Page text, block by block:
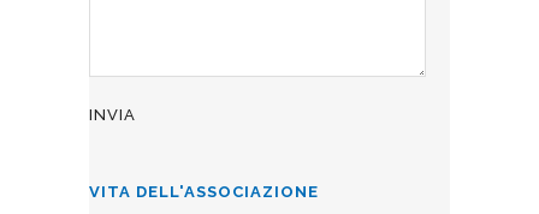
VITA DELL'ASSOCIAZIONE